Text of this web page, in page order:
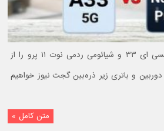
در این مقاله دو گوشی گلکسی ای ۳۳ و شیائومی ردمی نوت ۱۱ پرو را از
و باتری زیر ذره‌بین گجت نیوز خواهیم
متن کامل »